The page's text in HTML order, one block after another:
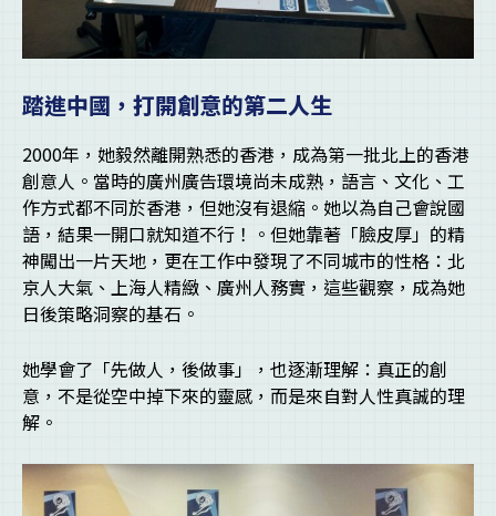
踏進中國，打開創意的第二人生
2000年，她毅然離開熟悉的香港，成為第一批北上的香港
創意人。當時的廣州廣告環境尚未成熟，語言、文化、工
作方式都不同於香港，但她沒有退縮。她以為自己會說國
語，結果一開口就知道不行！。但她靠著「臉皮厚」的精
神闖出一片天地，更在工作中發現了不同城市的性格：北
京人大氣、上海人精緻、廣州人務實，這些觀察，成為她
日後策略洞察的基石。
她學會了「先做人，後做事」，也逐漸理解：真正的創
意，不是從空中掉下來的靈感，而是來自對人性真誠的理
解。